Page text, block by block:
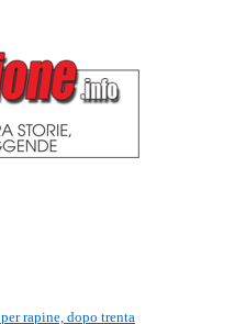
rapine, dopo trenta